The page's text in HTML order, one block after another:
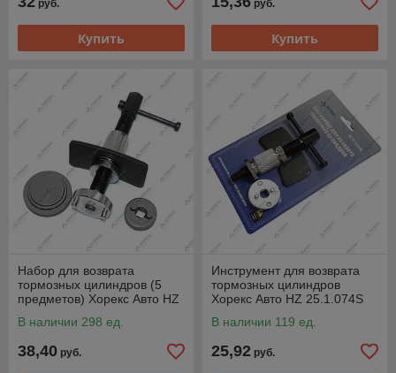
руб.
Купить
руб.
Купить
Набор для возврата
тормозных цилиндров (5
предметов) Хорекс Авто HZ
В наличии 298 ед.
38,40 руб.
Инструмент для возврата
тормозных цилиндров
Хорекс Авто HZ 25.1.074S
В наличии 119 ед.
25,92 руб.